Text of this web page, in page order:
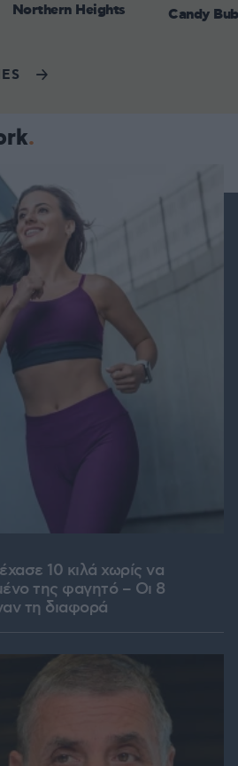
Northern Heights Candy
10 κιλά χωρίς να
της φαγητό – Οι 8
τη διαφορά